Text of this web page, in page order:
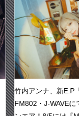
竹内アンナ、新E.P
FM802・J-WAVEに